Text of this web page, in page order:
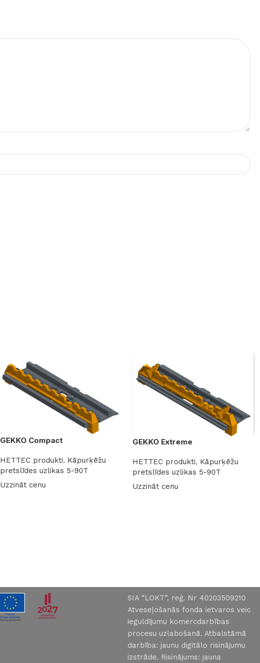
GEKKO Compact
HETTEC produkti, Kāpurķēžu
pretslīdes uzlikas 5-90T
Uzzināt cenu
GEKKO Extreme
HETTEC produkti, Kāpurķēžu
pretslīdes uzlikas 5-90T
Uzzināt cenu
SIA “LOKT”, reģ. Nr 40203509210
Atveseļošanās fonda ietvaros veic
ieguldījumu komercdarbības
procesu uzlabošanā. Atbalstāmā
darbība: jaunu digitālo risinājumu
izstrāde. Risinājums: jauna